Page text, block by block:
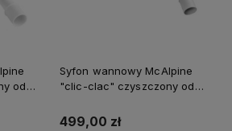
od
Syfon wannowy McAlpine
"clic-clac" czyszczony od
499,00 zł